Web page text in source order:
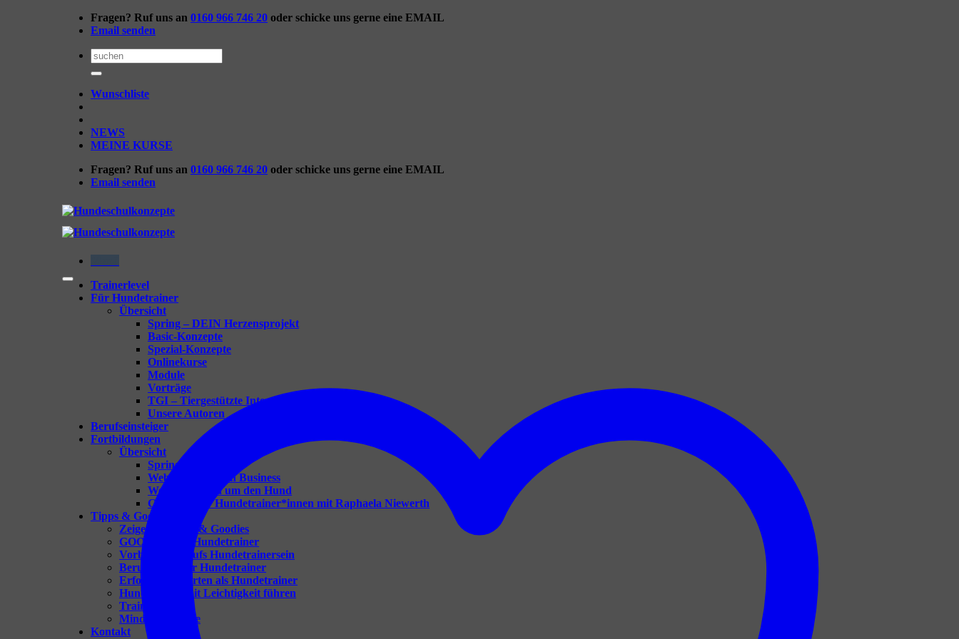
Fragen? Ruf uns an 0160 966 746 20 oder schicke uns gerne eine EMAIL
Email senden
Suchen
nach:
Wunschliste
NEWS
MEINE KURSE
Fragen? Ruf uns an 0160 966 746 20 oder schicke uns gerne eine EMAIL
Email senden
Trainerlevel
Für Hundetrainer
Übersicht
Spring – DEIN Herzensprojekt
Basic-Konzepte
Spezial-Konzepte
Onlinekurse
Module
Vorträge
TGI – Tiergestützte Intervention
Unsere Autoren
Berufseinsteiger
Fortbildungen
Übersicht
Spring-one-on-one
Webinare für dein Business
Webinare rund um den Hund
Coaching für Hundetrainer*innen mit Raphaela Niewerth
Tipps & Goodies
Zeige alle Tipps & Goodies
GOODIES für Hundetrainer
Vorbereitung aufs Hundetrainersein
Berufseinsteiger Hundetrainer
Erfolgreich Starten als Hundetrainer
Hundeschule mit Leichtigkeit führen
Trainingsideen
Mindset-Impulse
Kontakt